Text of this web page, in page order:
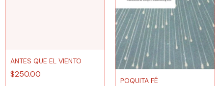
ANTES QUE EL VIENTO
$250.00
POQUITA FÉ